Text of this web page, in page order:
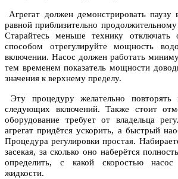
Агрегат должен демонстрировать
равной приблизительно
Старайтесь меньше технику
способом отрегулируйте мощность
включении. Насос должен работать
тем временем показатель мощности
значения к верхнему пределу.
Эту процедуру желательно повторять
следующих включений. Также стоит
оборудование требует от владельца
агрегат придётся ускорить, а быстрый
Процедура регулировки простая.
засекая, за сколько оно наберётся
определить, с какой скоростью
жидкости.